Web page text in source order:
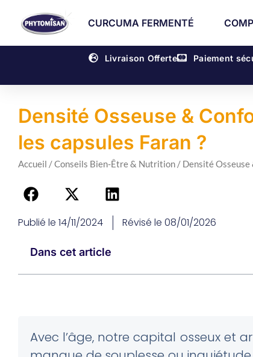
contenu
CURCUMA FERMENTÉ
Livraison Offerte Paiement
Densité Osseuse &
les capsules Faran ?
Accueil /Conseils Bien-Être & Nutrition / Densité Osseuse
Publié le 14/11/2024 Révisé le 08/01/2026
Dans cet article
Avec l’âge, notre capital osseux et